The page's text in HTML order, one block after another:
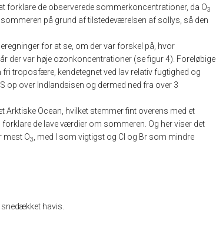
forklare de observerede sommerkoncentrationer, da O3
på grund af tilstedeværelsen af sollys, så den
for at se, om der var forskel på, hvor
der var høje ozonkoncentrationer (se figur 4). Foreløbige
troposfære, kendetegnet ved lav relativ fugtighed og
op over Indlandsisen og dermed ned fra over 3
Arktiske Ocean, hvilket stemmer fint overens med et
de lave værdier om sommeren. Og her viser det
mest O3
, med I som vigtigst og Cl og Br som mindre
havis.